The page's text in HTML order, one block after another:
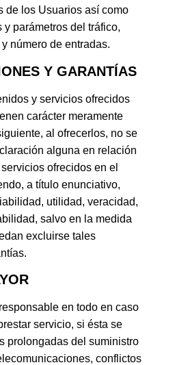
de los Usuarios así como
parámetros del tráfico,
número de entradas.
Y GARANTÍAS
y servicios ofrecidos
carácter meramente
al ofrecerlos, no se
alguna en relación
ofrecidos en el
a título enunciativo,
utilidad, veracidad,
salvo en la medida
excluirse tales
en todo en caso
servicio, si ésta se
prolongadas del suministro
conflictos